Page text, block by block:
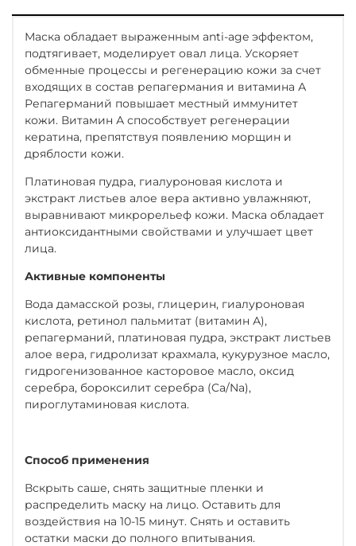
Маска обладает выраженным anti-age эффектом,
подтягивает, моделирует овал лица. Ускоряет
обменные процессы и регенерацию кожи за счет
входящих в состав репагермания и витамина А
Репагерманий повышает местный иммунитет
кожи. Витамин А способствует регенерации
кератина, препятствуя появлению морщин и
дряблости кожи.
Платиновая пудра, гиалуроновая кислота и
экстракт листьев алое вера активно увлажняют,
выравнивают микрорельеф кожи. Маска обладает
антиоксидантными свойствами и улучшает цвет
лица.
Активные компоненты
Вода дамасской розы, глицерин, гиалуроновая
кислота, ретинол пальмитат (витамин А),
репагерманий, платиновая пудра, экстракт листьев
алое вера, гидролизат крахмала, кукурузное масло,
гидрогенизованное касторовое масло, оксид
серебра, бороксилит серебра (Ca/Na),
пироглутаминовая кислота.
Способ применения
Вскрыть саше, снять защитные пленки и
распределить маску на лицо. Оставить для
воздействия на 10-15 минут. Снять и оставить
остатки маски до полного впитывания.